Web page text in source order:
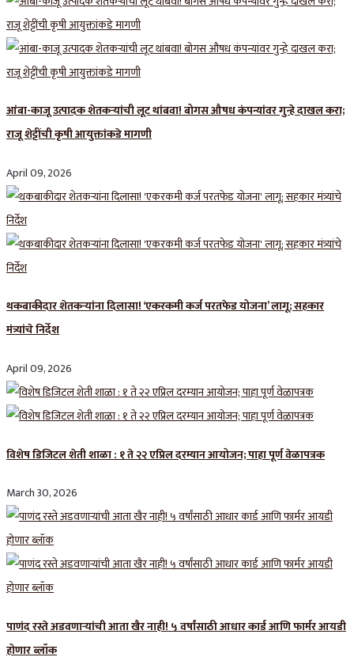
आंबा-काजू उत्पादक शेतकऱ्यांची लूट थांबवा! बोगस औषध कंपन्यांवर गुन्हे दाखल करा;
राजू शेट्टींची कृषी आयुक्तांकडे मागणी
April 09, 2026
थकबाकीदार शेतकऱ्यांना दिलासा! ‘एकरकमी कर्ज परतफेड योजना’ लागू; सहकार
मंत्र्यांचे निर्देश
April 09, 2026
विशेष डिजिटल शेती शाळा : १ ते २२ एप्रिल दरम्यान आयोजन; पाहा पूर्ण वेळापत्रक
March 30, 2026
पाणंद रस्ते अडवणाऱ्यांची आता खैर नाही! ५ वर्षांसाठी आधार कार्ड आणि फार्मर आयडी
होणार ब्लॉक